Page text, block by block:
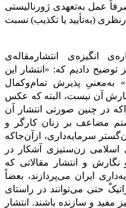
صرفاً عمل به‌تعهدی ژورنالیستی
(به‌تأیید یا تکذیب) نسبت
انگیزه‌ی انتشارمقاله‌ی
دادیم که: «انتشار این
به‌معنیِ پذیرش تمام‌وکمال
آن نیست، البته که عکس
در چنین صورتی انتشار آن
مضاعف بر زنان کارگر و
سرمایه‌داری، ازآن‌جاکه
اسلامی زن‌ستیزی آشکار در
و انتشار مقالاتی که
ایران می‌پردازند، بعضاً
حتی می‌توانند در راستای
و سازنده باشند. انتشار